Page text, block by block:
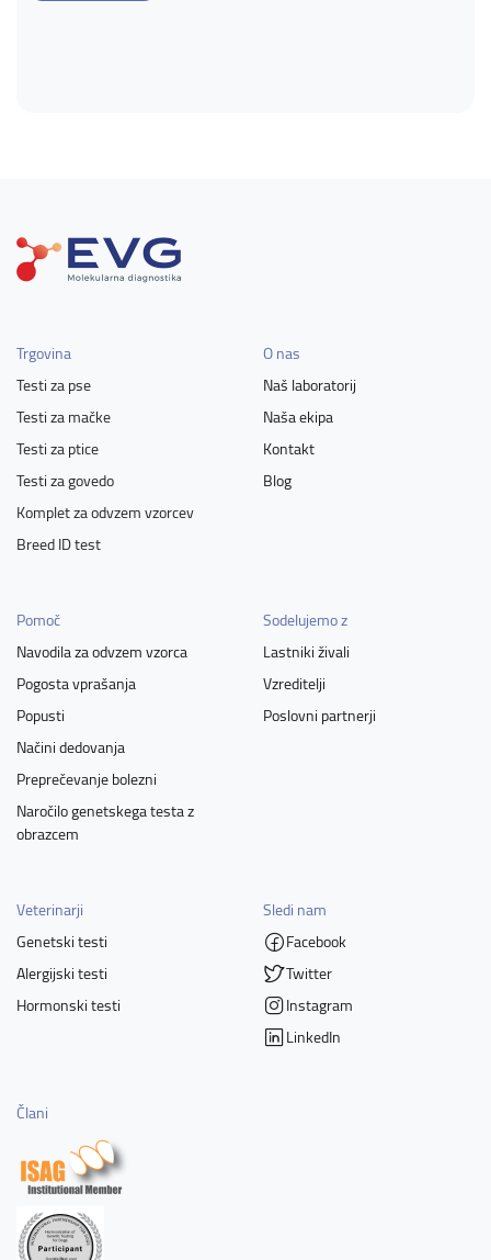
Trgovina
Testi za pse
Testi za mačke
Testi za ptice
Testi za govedo
Komplet za odvzem vzorcev
Breed ID test
O nas
Naš laboratorij
Naša ekipa
Kontakt
Blog
Pomoč
Navodila za odvzem vzorca
Pogosta vprašanja
Popusti
Načini dedovanja
Preprečevanje bolezni
Naročilo genetskega testa z
obrazcem
Sodelujemo z
Lastniki živali
Vzreditelji
Poslovni partnerji
Veterinarji
Genetski testi
Alergijski testi
Hormonski testi
Sledi nam
Facebook
Twitter
Instagram
LinkedIn
Člani